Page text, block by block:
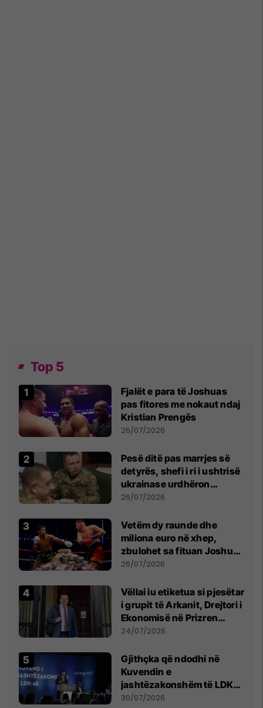
Top 5
Fjalët e para të Joshuas
pas fitores me nokaut ndaj
Kristian Prengës
26/07/2026
Pesë ditë pas marrjes së
detyrës, shefi i ri i ushtrisë
ukrainase urdhëron
kontroll të madh
26/07/2026
Vetëm dy raunde dhe
miliona euro në xhep,
zbulohet sa fituan Joshua
e Prenga
26/07/2026
Vëllai iu etiketua si pjesëtar
i grupit të Arkanit, Drejtori i
Ekonomisë në Prizren
mohon pretendimet
24/07/2026
Gjithçka që ndodhi në
Kuvendin e
jashtëzakonshëm të LDK-
së
30/07/2026